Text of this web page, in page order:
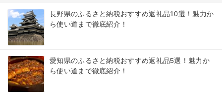
長野県のふるさと納税おすすめ返礼品10選！魅力か
ら使い道まで徹底紹介！
愛知県のふるさと納税おすすめ返礼品5選！魅力か
ら使い道まで徹底紹介！